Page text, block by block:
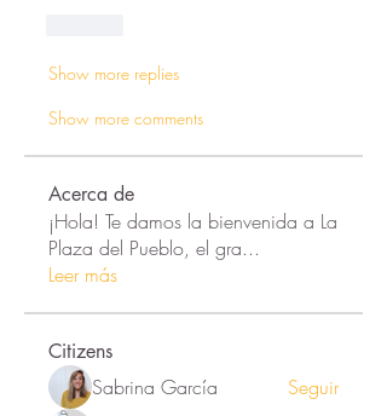
Show more replies
Show more comments
Acerca de
¡Hola! Te damos la bienvenida a La
Plaza del Pueblo, el gra...
Leer más
Citizens
Sabrina García
Seguir